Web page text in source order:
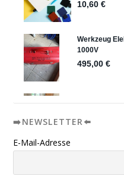
➡️NEWSLETTER⬅️
E-Mail-Adresse